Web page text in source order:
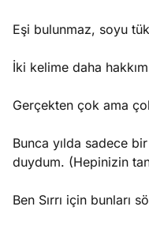
Eşi bulunmaz, soyu
İki kelime daha
Gerçekten çok ama
Bunca yılda sadece
duydum. (Hepinizin
Ben Sırrı için bunları